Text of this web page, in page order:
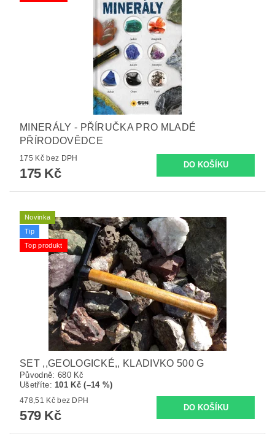
MINERÁLY - PŘÍRUČKA PRO MLADÉ
PŘÍRODOVĚDCE
175 Kč bez DPH
175 Kč
Novinka
Tip
Top produkt
SET ,,GEOLOGICKÉ,, KLADIVKO 500 G
Původně: 680 Kč
Ušetříte: 101 Kč (–14 %)
478,51 Kč bez DPH
579 Kč